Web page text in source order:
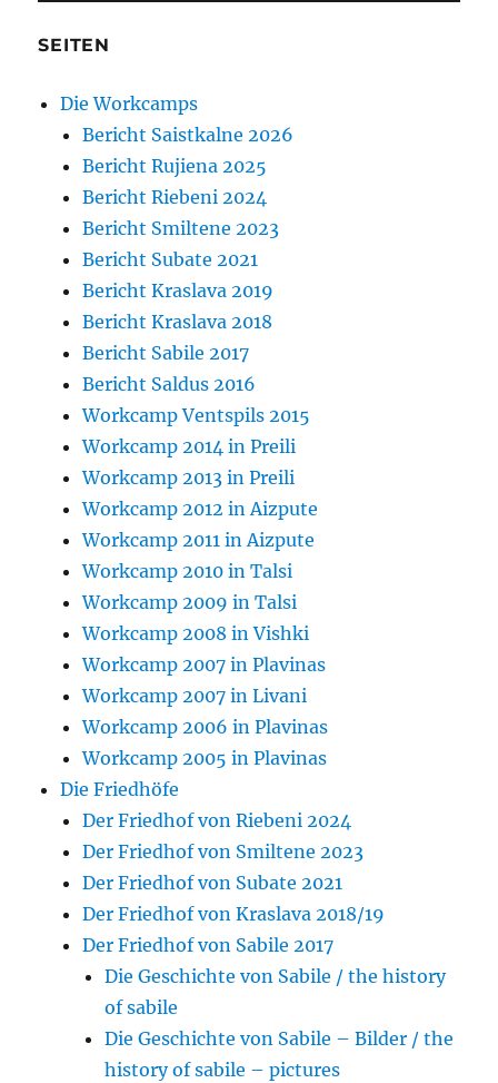
SEITEN
Die Workcamps
Bericht Saistkalne 2026
Bericht Rujiena 2025
Bericht Riebeni 2024
Bericht Smiltene 2023
Bericht Subate 2021
Bericht Kraslava 2019
Bericht Kraslava 2018
Bericht Sabile 2017
Bericht Saldus 2016
Workcamp Ventspils 2015
Workcamp 2014 in Preili
Workcamp 2013 in Preili
Workcamp 2012 in Aizpute
Workcamp 2011 in Aizpute
Workcamp 2010 in Talsi
Workcamp 2009 in Talsi
Workcamp 2008 in Vishki
Workcamp 2007 in Plavinas
Workcamp 2007 in Livani
Workcamp 2006 in Plavinas
Workcamp 2005 in Plavinas
Die Friedhöfe
Der Friedhof von Riebeni 2024
Der Friedhof von Smiltene 2023
Der Friedhof von Subate 2021
Der Friedhof von Kraslava 2018/19
Der Friedhof von Sabile 2017
Die Geschichte von Sabile / the history
of sabile
Die Geschichte von Sabile – Bilder / the
history of sabile – pictures